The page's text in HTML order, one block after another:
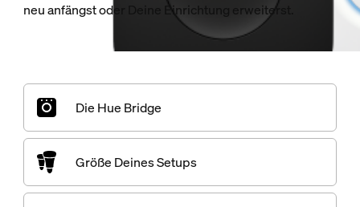
neu anfängst oder Deine Einrichtung erweiterst.
Die Hue Bridge
Größe Deines Setups